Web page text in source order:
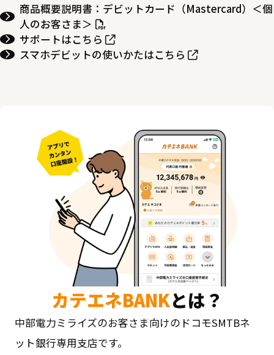
商品概要説明書：デビットカード（Mastercard）＜個
人のお客さま＞
サポートはこちら
スマホデビットの使いかたはこちら
カテエネBANKとは？
中部電力ミライズのお客さま向けのドコモSMTBネ
ット銀行専用支店です。